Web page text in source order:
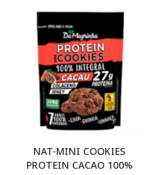
NAT-MINI COOKIES
PROTEIN CACAO 100%